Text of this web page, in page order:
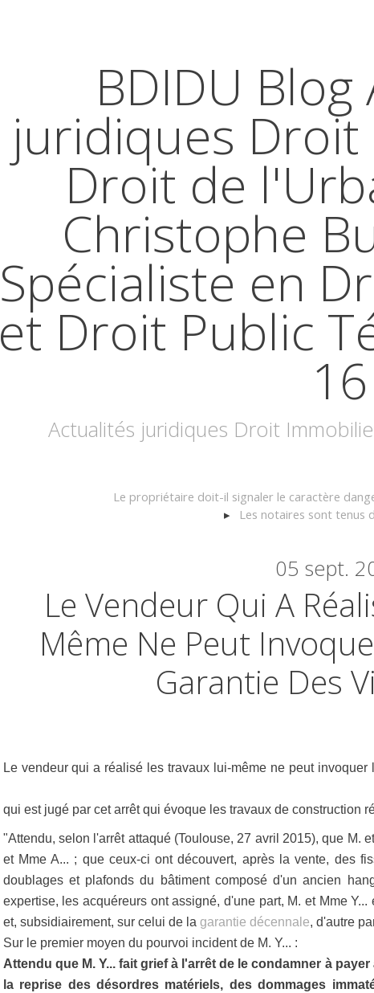
BDIDU
juridiques
Droit de
Christophe
Spécialiste en
et Droit Public
16
Actualités juridiques Droit
Le propriétaire doit-il signaler le caractère
Les notaires sont tenus
05 sept.
Le Vendeur Qui A
Même Ne Peut
Garantie Des
Le vendeur qui a réalisé les travaux lui-même ne peut
qui est jugé par cet arrêt qui évoque les travaux de construction
"Attendu, selon l'arrêt attaqué (Toulouse, 27 avril 2015), que M.
et Mme A... ; que ceux-ci ont découvert, après la vente, des
doublages et plafonds du bâtiment composé d'un ancien
expertise, les acquéreurs ont assigné, d'une part, M. et Mme
et, subsidiairement, sur celui de la garantie décennale, d'autre
Sur le premier moyen du pourvoi incident de M. Y... :
Attendu que M. Y... fait grief à l'arrêt de le condamner à
la reprise des désordres matériels, des dommages